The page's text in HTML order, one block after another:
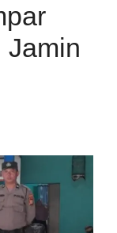
Jamin